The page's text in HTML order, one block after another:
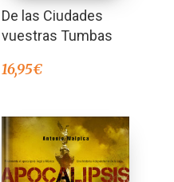
De las Ciudades
vuestras Tumbas
16,95€